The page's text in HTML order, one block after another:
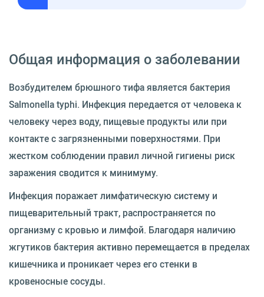
Общая информация о заболевании
Возбудителем брюшного тифа является бактерия
Salmonella typhi. Инфекция передается от человека к
человеку через воду, пищевые продукты или при
контакте с загрязненными поверхностями. При
жестком соблюдении правил личной гигиены риск
заражения сводится к минимуму.
Инфекция поражает лимфатическую систему и
пищеварительный тракт, распространяется по
организму с кровью и лимфой. Благодаря наличию
жгутиков бактерия активно перемещается в пределах
кишечника и проникает через его стенки в
кровеносные сосуды.